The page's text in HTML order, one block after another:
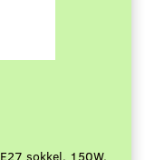
sokkel. 150W.